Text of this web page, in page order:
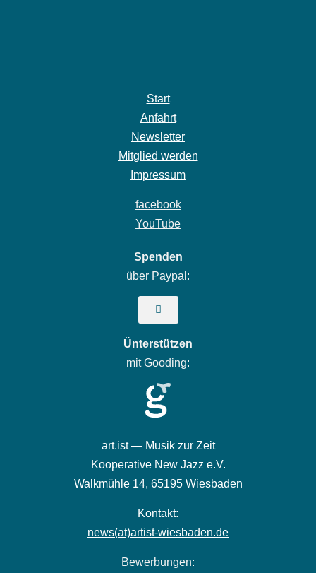
Start
Anfahrt
Newsletter
Mitglied werden
Impressum
facebook
YouTube
Spenden
über Paypal:
Ünterstützen
mit Gooding:
art.ist — Musik zur Zeit
Kooperative New Jazz e.V.
Walkmühle 14, 65195 Wiesbaden
Kontakt:
news(at)artist-wiesbaden.de
Bewerbungen: